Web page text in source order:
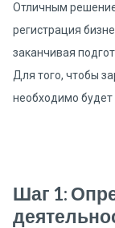
Отличным
регистрация
заканчивая
Для того, чтобы
необходимо
Шаг 1: